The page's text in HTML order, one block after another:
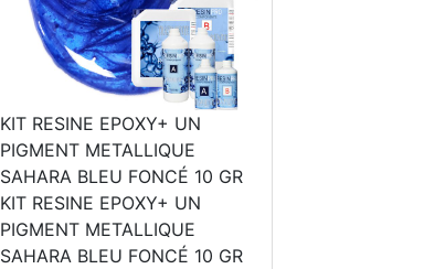
KIT RESINE EPOXY+ UN
PIGMENT METALLIQUE
SAHARA BLEU FONCÉ 10 GR
KIT RESINE EPOXY+ UN
PIGMENT METALLIQUE
SAHARA BLEU FONCÉ 10 GR